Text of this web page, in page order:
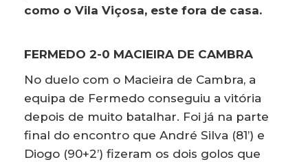
como o Vila Viçosa, este fora de casa.
FERMEDO 2-0 MACIEIRA DE CAMBRA
No duelo com o Macieira de Cambra, a
equipa de Fermedo conseguiu a vitória
depois de muito batalhar. Foi já na parte
final do encontro que André Silva (81’) e
Diogo (90+2’) fizeram os dois golos que